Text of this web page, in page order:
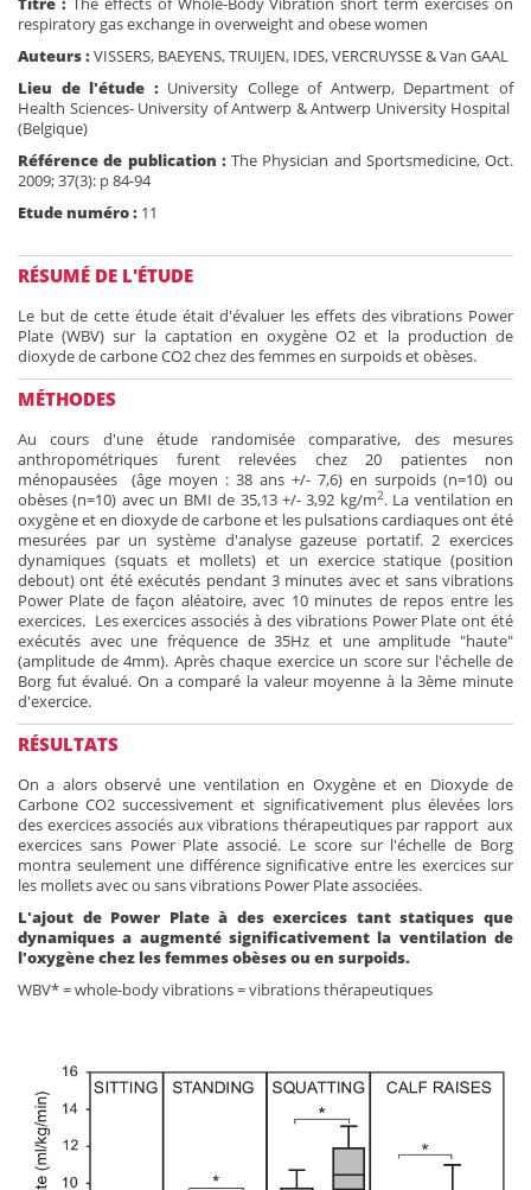
respiratory gas exchange in overweight and obese women
Auteurs :VISSERS, BAEYENS, TRUIJEN, IDES, VERCRUYSSE & Van GAAL
Lieu de l'étude :University College of Antwerp, Department of
Health Sciences- University of Antwerp & Antwerp University Hospital
(Belgique)
Référence de publication :The Physician and Sportsmedicine, Oct.
2009; 37(3): p 84-94
Etude numéro : 11
RÉSUMÉ DE L'ÉTUDE
Le but de cette étude était d'évaluer les effets des vibrations Power
Plate (WBV) sur la captation en oxygène O2 et la production de
dioxyde de carbone CO2 chez des femmes en surpoids et obèses.
MÉTHODES
Au cours d'une étude randomisée comparative, des mesures
anthropométriques furent relevées chez 20 patientes non
ménopausées (âge moyen : 38 ans +/- 7,6) en surpoids (n=10) ou
obèses (n=10) avec un BMI de 35,13 +/- 3,92 kg/m2. La ventilation en
oxygène et en dioxyde de carbone et les pulsations cardiaques ont été
mesurées par un système d'analyse gazeuse portatif. 2 exercices
dynamiques (squats et mollets) et un exercice statique (position
debout) ont été exécutés pendant 3 minutes avec et sans vibrations
Power Plate de façon aléatoire, avec 10 minutes de repos entre les
exercices. Les exercices associés à des vibrations Power Plate ont été
exécutés avec une fréquence de 35Hz et une amplitude "haute"
(amplitude de 4mm). Après chaque exercice un score sur l'échelle de
Borg fut évalué. On a comparé la valeur moyenne à la 3ème minute
d'exercice.
RÉSULTATS
On a alors observé une ventilation en Oxygène et en Dioxyde de
Carbone CO2 successivement et significativement plus élevées lors
des exercices associés aux vibrations thérapeutiques par rapport aux
exercices sans Power Plate associé. Le score sur l'échelle de Borg
montra seulement une différence significative entre les exercices sur
les mollets avec ou sans vibrations Power Plate associées.
L'ajout de Power Plate à des exercices tant statiques que
dynamiques a augmenté significativement la ventilation de
l'oxygène chez les femmes obèses ou en surpoids.
WBV* = whole-body vibrations = vibrations thérapeutiques